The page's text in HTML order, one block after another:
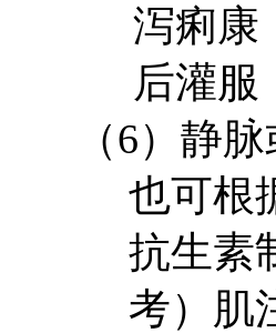
泻痢康
后灌服
（6）静
也可根
抗生素
考）肌